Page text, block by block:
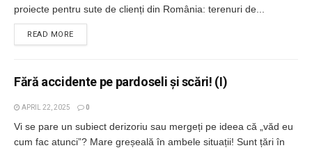
proiecte pentru sute de clienți din România: terenuri de...
READ MOREDETAILS
Fără accidente pe pardoseli și scări! (I)
APRIL 22, 2025 0
Vi se pare un subiect derizoriu sau mergeți pe ideea că „văd eu
cum fac atunci”? Mare greșeală în ambele situații! Sunt țări în